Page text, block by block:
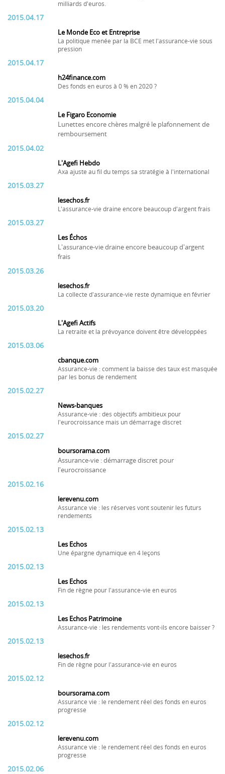
milliards d'euros.
2015.04.17
Le Monde Eco et Entreprise
La politique menée par la BCE met l'assurance-vie sous
pression
2015.04.17
h24finance.com
Des fonds en euros à 0 % en 2020 ?
2015.04.04
Le Figaro Economie
Lunettes encore chères malgré le plafonnement de
remboursement
2015.04.02
L'Agefi Hebdo
Axa ajuste au fil du temps sa stratégie à l'international
2015.03.27
lesechos.fr
L'assurance-vie draine encore beaucoup d'argent frais
2015.03.27
Les Échos
L'assurance-vie draine encore beaucoup d'argent
frais
2015.03.26
lesechos.fr
La collecte d'assurance-vie reste dynamique en février
2015.03.20
L'Agefi Actifs
La retraite et la prévoyance doivent être développées
2015.03.06
cbanque.com
Assurance-vie : comment la baisse des taux est masquée
par les bonus de rendement
2015.02.27
News-banques
Assurance-vie : des objectifs ambitieux pour
l'eurocroissance mais un démarrage discret
2015.02.27
boursorama.com
Assurance-vie : démarrage discret pour
l'eurocroissance
2015.02.16
lerevenu.com
Assurance vie : les réserves vont soutenir les futurs
rendements
2015.02.13
Les Echos
Une épargne dynamique en 4 leçons
2015.02.13
Les Echos
Fin de règne pour l'assurance-vie en euros
2015.02.13
Les Echos Patrimoine
Assurance-vie : les rendements vont-ils encore baisser ?
2015.02.13
lesechos.fr
Fin de règne pour l'assurance-vie en euros
2015.02.12
boursorama.com
Assurance vie : le rendement réel des fonds en euros
progresse
2015.02.12
lerevenu.com
Assurance vie : le rendement réel des fonds en euros
progresse
2015.02.06